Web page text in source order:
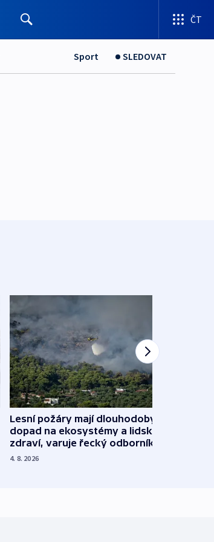
ČT
Sport SLEDOVAT
Lesní požáry mají dlouhodobý
dopad na ekosystémy a lidské
zdraví, varuje řecký odborník
4. 8. 2026